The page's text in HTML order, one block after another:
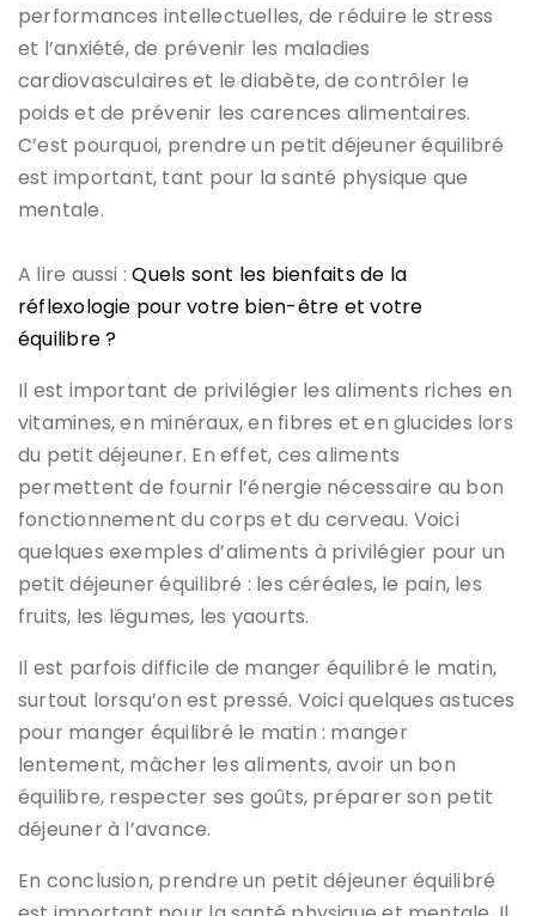
performances intellectuelles, de réduire le stress
et l’anxiété, de prévenir les maladies
cardiovasculaires et le diabète, de contrôler le
poids et de prévenir les carences alimentaires.
C’est pourquoi, prendre un petit déjeuner équilibré
est important, tant pour la santé physique que
mentale.
A lire aussi :Quels sont les bienfaits de la
réflexologie pour votre bien-être et votre
équilibre ?
Il est important de privilégier les aliments riches en
vitamines, en minéraux, en fibres et en glucides lors
du petit déjeuner. En effet, ces aliments
permettent de fournir l’énergie nécessaire au bon
fonctionnement du corps et du cerveau. Voici
quelques exemples d’aliments à privilégier pour un
petit déjeuner équilibré : les céréales, le pain, les
fruits, les légumes, les yaourts.
Il est parfois difficile de manger équilibré le matin,
surtout lorsqu’on est pressé. Voici quelques astuces
pour manger équilibré le matin : manger
lentement, mâcher les aliments, avoir un bon
équilibre, respecter ses goûts, préparer son petit
déjeuner à l’avance.
En conclusion, prendre un petit déjeuner équilibré